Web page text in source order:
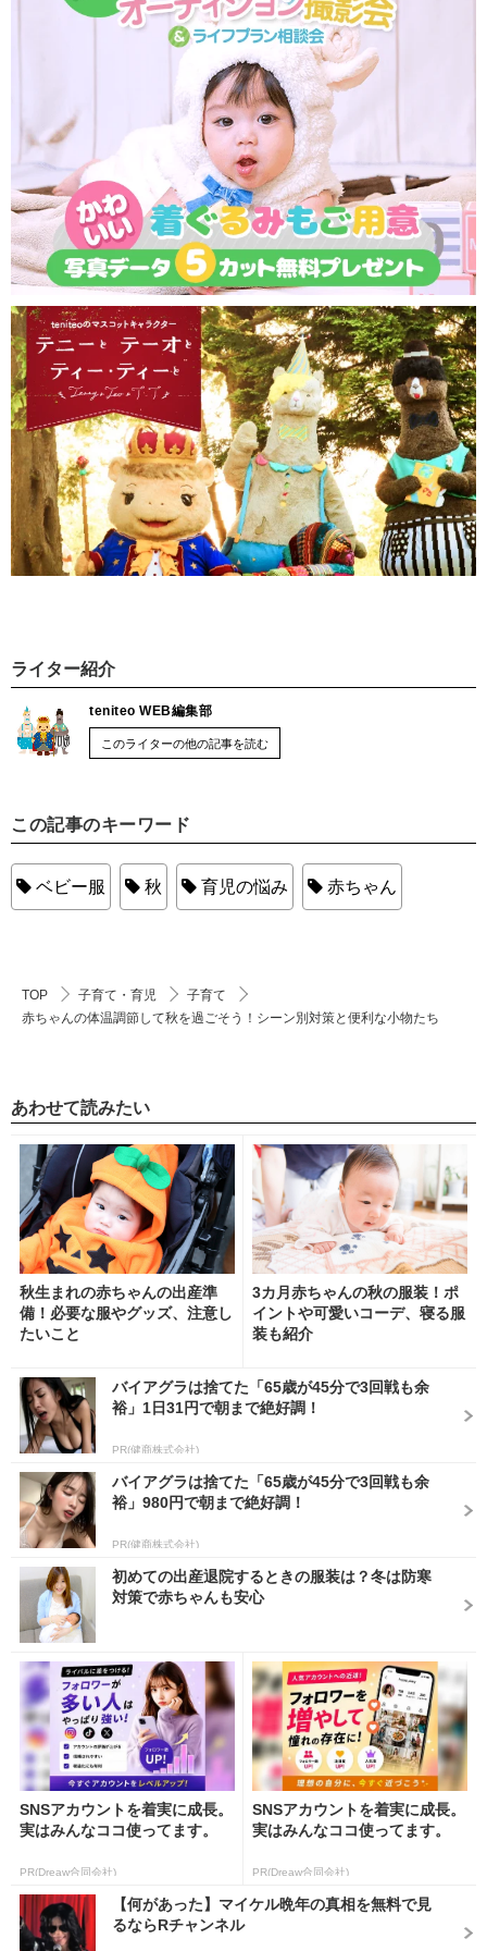
ライター紹介
teniteo WEB編集部
このライターの他の記事を読む
この記事のキーワード
ベビー服 秋 育児の悩み 赤ちゃん
TOP 子育て・育児
子育て
赤ちゃんの体温調節して秋を過ごそう！シーン別対策と便利な小物たち
あわせて読みたい
秋生まれの赤ちゃんの出産準
備！必要な服やグッズ、注意し
たいこと
3カ月赤ちゃんの秋の服装！ポ
イントや可愛いコーデ、寝る服
装も紹介
バイアグラは捨てた「65歳が45分で3回戦も余
裕」1日31円で朝まで絶好調！
PR(健商株式会社)
バイアグラは捨てた「65歳が45分で3回戦も余
裕」980円で朝まで絶好調！
PR(健商株式会社)
初めての出産退院するときの服装は？冬は防寒
対策で赤ちゃんも安心
SNSアカウントを着実に成長。
実はみんなココ使ってます。
PR(Dreaw合同会社)
SNSアカウントを着実に成長。
実はみんなココ使ってます。
PR(Dreaw合同会社)
【何があった】マイケル晩年の真相を無料で見
るならRチャンネル